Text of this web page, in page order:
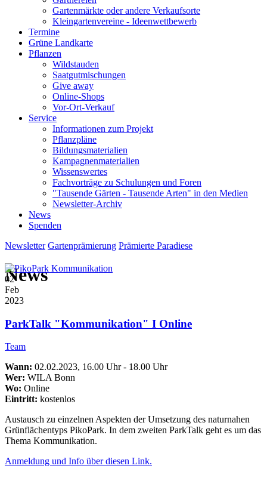
Gartenmärkte oder andere Verkaufsorte
Kleingartenvereine - Ideenwettbewerb
Termine
Grüne Landkarte
Pflanzen
Wildstauden
Saatgutmischungen
Give away
Online-Shops
Vor-Ort-Verkauf
Service
Informationen zum Projekt
Pflanzpläne
Bildungsmaterialien
Kampagnenmaterialien
Wissenswertes
Fachvorträge zu Schulungen und Foren
"Tausende Gärten - Tausende Arten" in den Medien
Newsletter-Archiv
News
Spenden
Newsletter Gartenprämierung Prämierte Paradiese
News
02
Feb
2023
ParkTalk "Kommunikation" I Online
Team
Wann: 02.02.2023, 16.00 Uhr - 18.00 Uhr
Wer: WILA Bonn
Wo: Online
Eintritt: kostenlos
Austausch zu einzelnen Aspekten der Umsetzung des naturnahen
Grünflächentyps PikoPark. In dem zweiten ParkTalk geht es um das
Thema Kommunikation.
Anmeldung und Info über diesen Link.